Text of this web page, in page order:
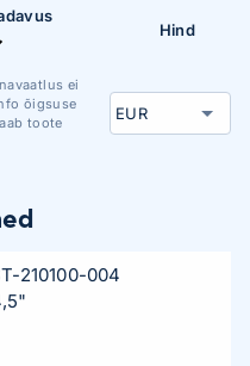
Hind
ei
õigsuse
toote
210100-004